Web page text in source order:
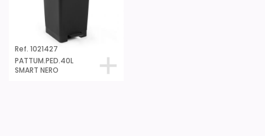
Ref. 1021427
PATTUM.PED.40L
SMART NERO